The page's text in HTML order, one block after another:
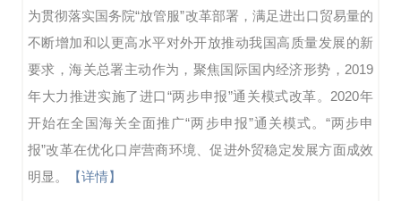
为贯彻落实国务院“放管服”改革部署，满足进出口贸易量的
不断增加和以更高水平对外开放推动我国高质量发展的新
要求，海关总署主动作为，聚焦国际国内经济形势，2019
年大力推进实施了进口“两步申报”通关模式改革。2020年
开始在全国海关全面推广“两步申报”通关模式。“两步申
报”改革在优化口岸营商环境、促进外贸稳定发展方面成效
明显。
【详情】